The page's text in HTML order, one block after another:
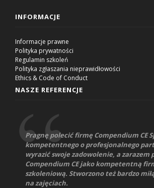
INFORMACJE
Informacje prawne
Polityka prywatności
Regulamin szkoleń
Polityka zgłaszania nieprawidłowości
Ethics & Code of Conduct
NASZE REFERENCJE
Pragnę polecić firmę Compendium CE
kompetentnego o profesjonalnego
wyrazić swoje zadowolenie, a zarazem
Compendium CE jako kompetentną
szkoleniową. Stworzono też bardzo
na zajęciach.